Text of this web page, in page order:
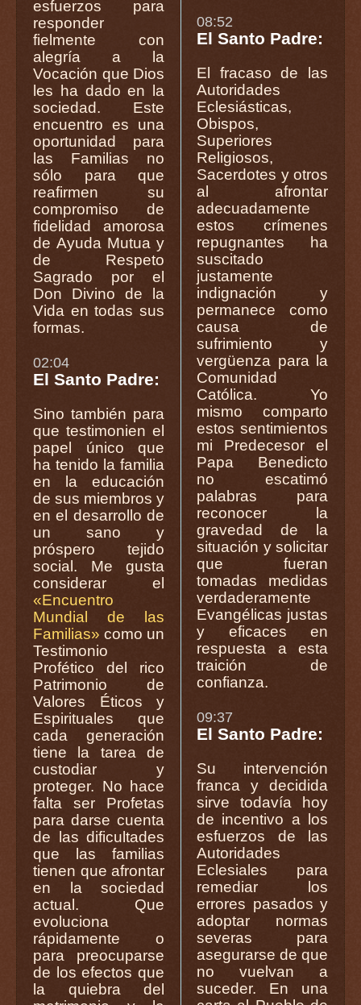
esfuerzos para
responder
fielmente con
alegría a la
Vocación que Dios
les ha dado en la
sociedad. Este
encuentro es una
oportunidad para
las Familias no
sólo para que
reafirmen su
compromiso de
fidelidad amorosa
de Ayuda Mutua y
de Respeto
Sagrado por el
Don Divino de la
Vida en todas sus
formas.
02:04
El Santo Padre:
Sino también para
que testimonien el
papel único que
ha tenido la familia
en la educación
de sus miembros y
en el desarrollo de
un sano y
próspero tejido
social. Me gusta
considerar el
«Encuentro
Mundial de las
Familias» como un
Testimonio
Profético del rico
Patrimonio de
Valores Éticos y
Espirituales que
cada generación
tiene la tarea de
custodiar y
proteger. No hace
falta ser Profetas
para darse cuenta
de las dificultades
que las familias
tienen que afrontar
en la sociedad
actual. Que
evoluciona
rápidamente o
para preocuparse
de los efectos que
la quiebra del
08:52
El Santo Padre:
El fracaso de las
Autoridades
Eclesiásticas,
Obispos,
Superiores
Religiosos,
Sacerdotes y otros
al afrontar
adecuadamente
estos crímenes
repugnantes ha
suscitado
justamente
indignación y
permanece como
causa de
sufrimiento y
vergüenza para la
Comunidad
Católica. Yo
mismo comparto
estos sentimientos
mi Predecesor el
Papa Benedicto
no escatimó
palabras para
reconocer la
gravedad de la
situación y solicitar
que fueran
tomadas medidas
verdaderamente
Evangélicas justas
y eficaces en
respuesta a esta
traición de
confianza.
09:37
El Santo Padre:
Su intervención
franca y decidida
sirve todavía hoy
de incentivo a los
esfuerzos de las
Autoridades
Eclesiales para
remediar los
errores pasados y
adoptar normas
severas para
asegurarse de que
no vuelvan a
suceder. En una